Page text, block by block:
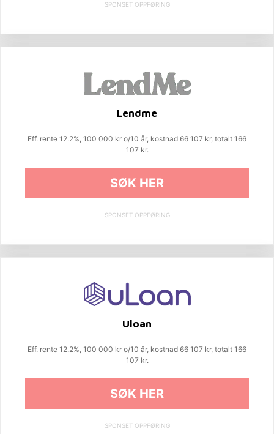
SPONSET OPPFØRING
Lendme
Eff. rente 12.2%, 100 000 kr o/10 år, kostnad 66 107 kr, totalt 166
107 kr.
SØK HER
SPONSET OPPFØRING
Uloan
Eff. rente 12.2%, 100 000 kr o/10 år, kostnad 66 107 kr, totalt 166
107 kr.
SØK HER
SPONSET OPPFØRING